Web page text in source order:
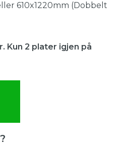
610x1220mm (Dobbelt
Kun 2 plater igjen på